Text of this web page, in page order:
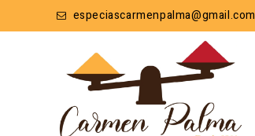
especiascarmenpalma@gmail.com